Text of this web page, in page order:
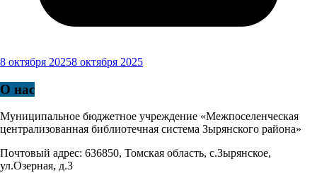
8 октября 20258 октября 2025
О нас
Муниципальное бюджетное учреждение «Межпоселенческая
централизованная библиотечная система Зырянского района»
Почтовый адрес: 636850, Томская область, с.Зырянское,
ул.Озерная, д.3